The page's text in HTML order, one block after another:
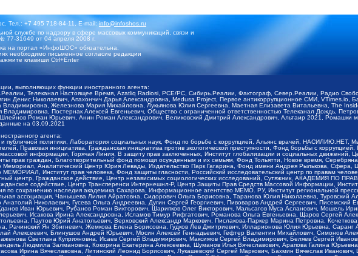
Тел.: +7 495 718-84-11, E-mail:info@infoshos.ru
службе по надзору в сфере массовых коммуникаций, связи и
77-31649 от 04 апреля 2008 г.
на портал «ИнфоШОС» обязательна.
необходимо письменное согласие редакции
клавиши Ctrl+Enter
выполняющих функции иностранного агента:
Телеканал Настоящее Время, Azatliq Radiosi, PCE/PC, Сибирь.Реалии, Фактограф, Север.Реалии, Радио
Денис Николаевич, Апахончич Дарья Александровна, Medusa Project, Первое антикоррупционное СМИ,
Железнова Мария Михайловна, Лукьянова Юлия Сергеевна, Маетная Елизавета Витальевна, The
Постернак Алексей Евгеньевич, Общество с ограниченной ответственностью Телеканал Дождь,
Роман Юрьевич, Анин Роман Александрович, Великовский Дмитрий Александрович, Альтаир 2021, Ромашки
данные на 03.09.2021
агента:
публичной политики, Лаборатория социальных наук, Фонд по борьбе с коррупцией, Альянс врачей,
Правовая инициатива, Гражданская инициатива против экологической преступности, Фонд борьбы с
информации, Горячая Линия, В защиту прав заключенных, Институт глобализации и социальных
прав граждан, Благотворительный фонд помощи осужденным и их семьям, Фонд Тольятти, Новое время,
Мемориал, Аналитический Центр Юрия Левады, Издательство Парк Гагарина, Фонд имени Андрея Рылькова,
Институт прав человека, Фонд защиты гласности, Российский исследовательский центр по правам
центр, Гражданское действие, Центр независимых социологических исследований, Сутяжник, АКАДЕМИЯ ПО
содействие, Центр Трансперенси Интернешнл-Р, Центр Защиты Прав Средств Массовой Информации,
по сохранению наследия академика Сахарова, Информационное агентство МЕМО. РУ, Институт региональной
ассоциация, Чанышева Лилия Айратовна, Сидорович Ольга Борисовна, Таранова Юлия Николаевна, Туровский
Николаевич, Гусева Ольга Андреевна, Дугин Сергей Георгиевич, Пивоваров Андрей Сергеевич, Писемский
Иван Юрьевич, Рубанов Роман Викторович, Шарипков Олег Викторович, Мальсагов Муса Асланович, Мошель
Исакова Ирина Александровна, Исламов Тимур Рифгатович, Романова Ольга Евгеньевна, Щаров Сергей
Паутов Юрий Анатольевич, Верховский Александр Маркович, Пислакова-Паркер Марина Петровна,
Рачинский Ян Збигневич, Жемкова Елена Борисовна, Гудков Лев Дмитриевич, Илларионова Юлия Юрьевна,
Алексеевич, Блинушов Андрей Юрьевич, Мосин Алексей Геннадьевич, Гефтер Валентин Михайлович, Симонов
Светлана Куприяновна, Исаев Сергей Владимирович, Максимов Сергей Владимирович, Беляев Сергей
Людмила Залмановна, Кокорина Екатерина Алексеевна, Шуманов Илья Вячеславович, Арапова Галина
Ирина Вячеславовна, Литинский Леонид Борисович, Лукашевский Сергей Маркович, Бахмин Вячеслав